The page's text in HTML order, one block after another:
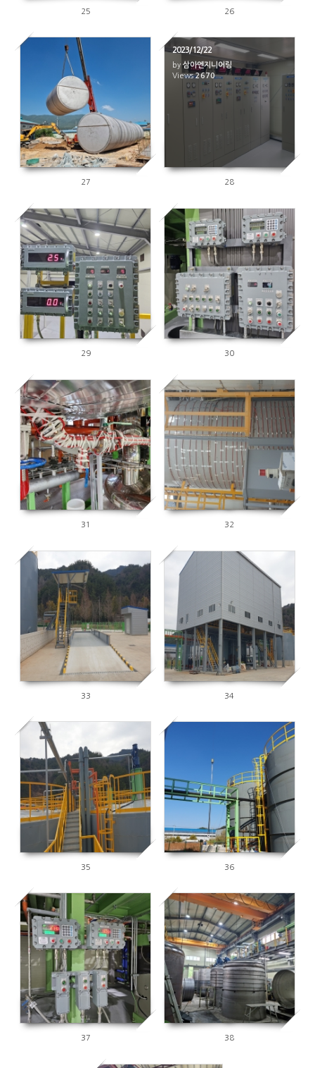
25 26
2458
27
2023/12/22
by삼아엔지니어링
Views2670
28
2689
29
2736
30
2755
31
2619
32
2660
33 34
2613
35
3395
36
3673
37
3844
38